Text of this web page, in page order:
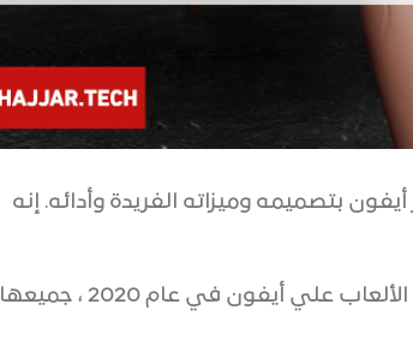
أيفون بتصميمه وميزاته الفريدة وأدائه. إنه
أصبحت ألعاب الهواتف الذكية أكثر شعبية. و هذة قائمة بأفضل الألعاب علي أيفون في عام 2020 ، جميعها